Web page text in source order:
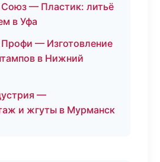
Союз — Пластик: литьё
в Уфа
— Изготовление
в Нижний
—
и жгуты в Мурманск